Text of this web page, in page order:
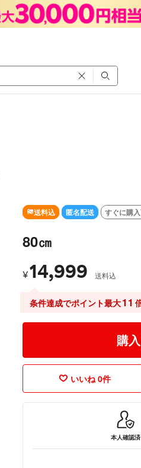
送料込 匿名配送 すぐに購
80㎝
¥14,999 送料込
条件達成でポイント最大11
購
いいね 0件
本人確認済